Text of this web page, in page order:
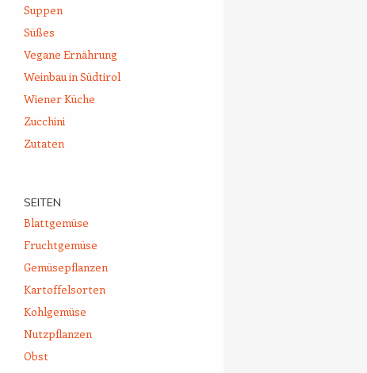
Suppen
Süßes
Vegane Ernährung
Weinbau in Südtirol
Wiener Küche
Zucchini
Zutaten
SEITEN
Blattgemüse
Fruchtgemüse
Gemüsepflanzen
Kartoffelsorten
Kohlgemüse
Nutzpflanzen
Obst